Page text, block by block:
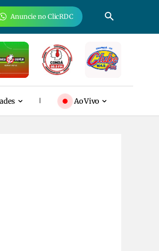
Anuncie no ClicRDC
Ao Vivo